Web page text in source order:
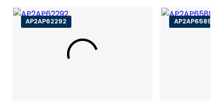
AP2AP62292 AP2AP65894